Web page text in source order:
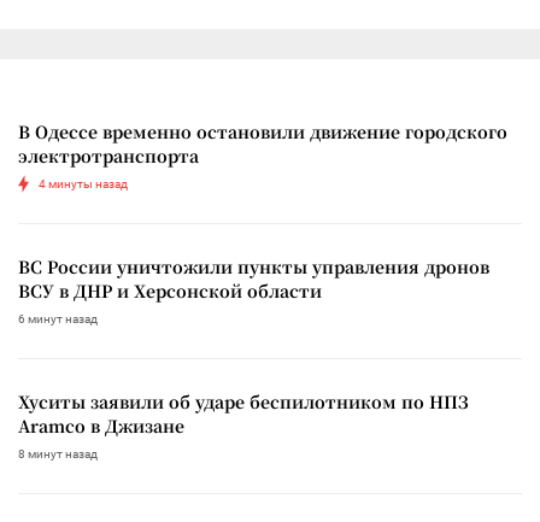
В Одессе временно остановили движение городского
электротранспорта
4 минуты назад
ВС России уничтожили пункты управления дронов
ВСУ в ДНР и Херсонской области
6 минут назад
Хуситы заявили об ударе беспилотником по НПЗ
Aramco в Джизане
8 минут назад